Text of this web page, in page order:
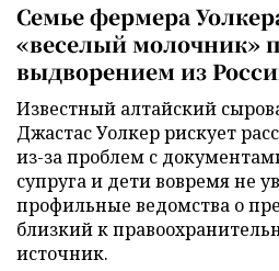
Семье фермера
«веселый молочник»
выдворением из
Известный алтайский
Джастас Уолкер рискует
из-за проблем с
супруга и дети вовремя не
профильные ведомства о
близкий к
источник.